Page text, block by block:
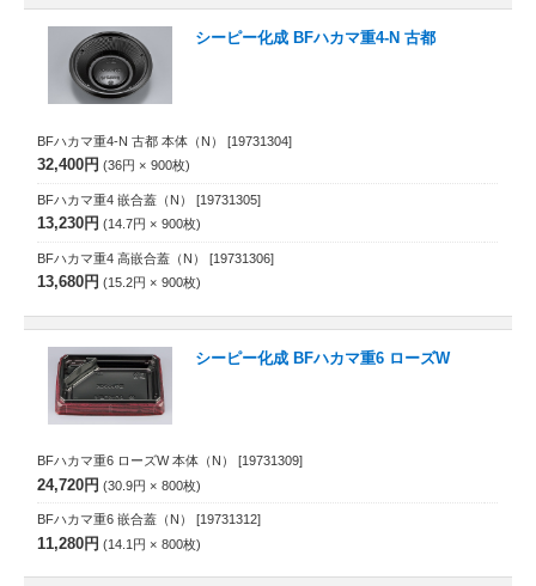
シーピー化成 BFハカマ重4-N 古都
BFハカマ重4-N 古都 本体（N） [19731304]
32,400円 36円 900枚
BFハカマ重4 嵌合蓋（N） [19731305]
13,230円 14.7円 900枚
BFハカマ重4 高嵌合蓋（N） [19731306]
13,680円 15.2円 900枚
シーピー化成 BFハカマ重6 ローズW
BFハカマ重6 ローズW 本体（N） [19731309]
24,720円 30.9円 800枚
BFハカマ重6 嵌合蓋（N） [19731312]
11,280円 14.1円 800枚